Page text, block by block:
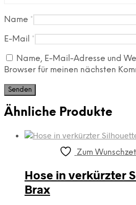
Name *
E-Mail *
Name, E-Mail-Adresse und
Browser für meinen nächsten
Ähnliche Produkte
Zum
Hose in verkürzter
Brax